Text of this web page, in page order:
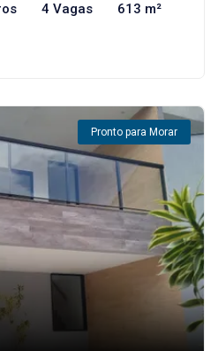
4 Vagas 613 m²
Pronto para Morar